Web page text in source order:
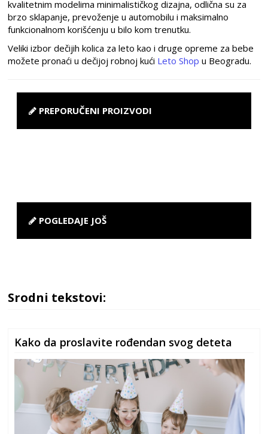
kvalitetnim modelima minimalističkog dizajna, odlična su za
brzo sklapanje, prevoženje u automobilu i maksimalno
funkcionalnom korišćenju u bilo kom trenutku.
Veliki izbor dečijih kolica za leto kao i druge opreme za bebe
možete pronaći u dečijoj robnoj kući Leto Shop u Beogradu.
PREPORUČENI PROIZVODI
POGLEDAJE JOŠ
Srodni tekstovi:
Kako da proslavite rođendan svog deteta